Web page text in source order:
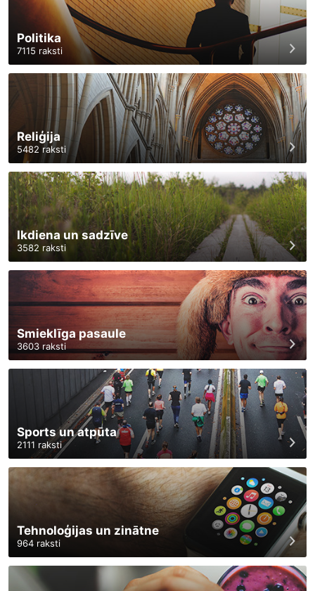
Politika
7115 raksti
Reliģija
5482 raksti
Ikdiena un sadzīve
3582 raksti
Smieklīga pasaule
3603raksti
Sports un atpūta
2111 raksti
Tehnoloģijas un zinātne
964 raksti